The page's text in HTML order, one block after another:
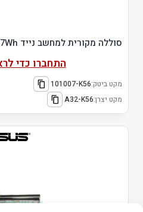
סוללה מקורית למחשב נייד Asus A46 37Wh
התחברו כדי
מקט ביטק:101007-K56
מקט יצרן:A32-K56